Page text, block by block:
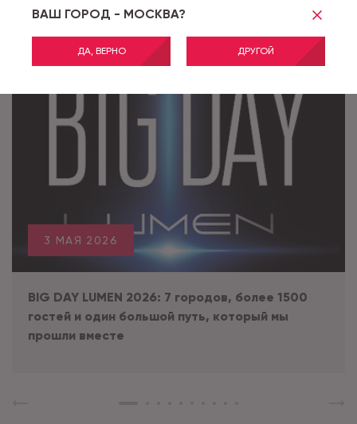
ВАШ ГОРОД - МОСКВА?
ДА, ВЕРНО ДРУГОЙ
3 МАЯ 2026
BIG DAY LUMEN 2026: 7 городов, более 1500
гостей и один большой путь, который мы
прошли вместе